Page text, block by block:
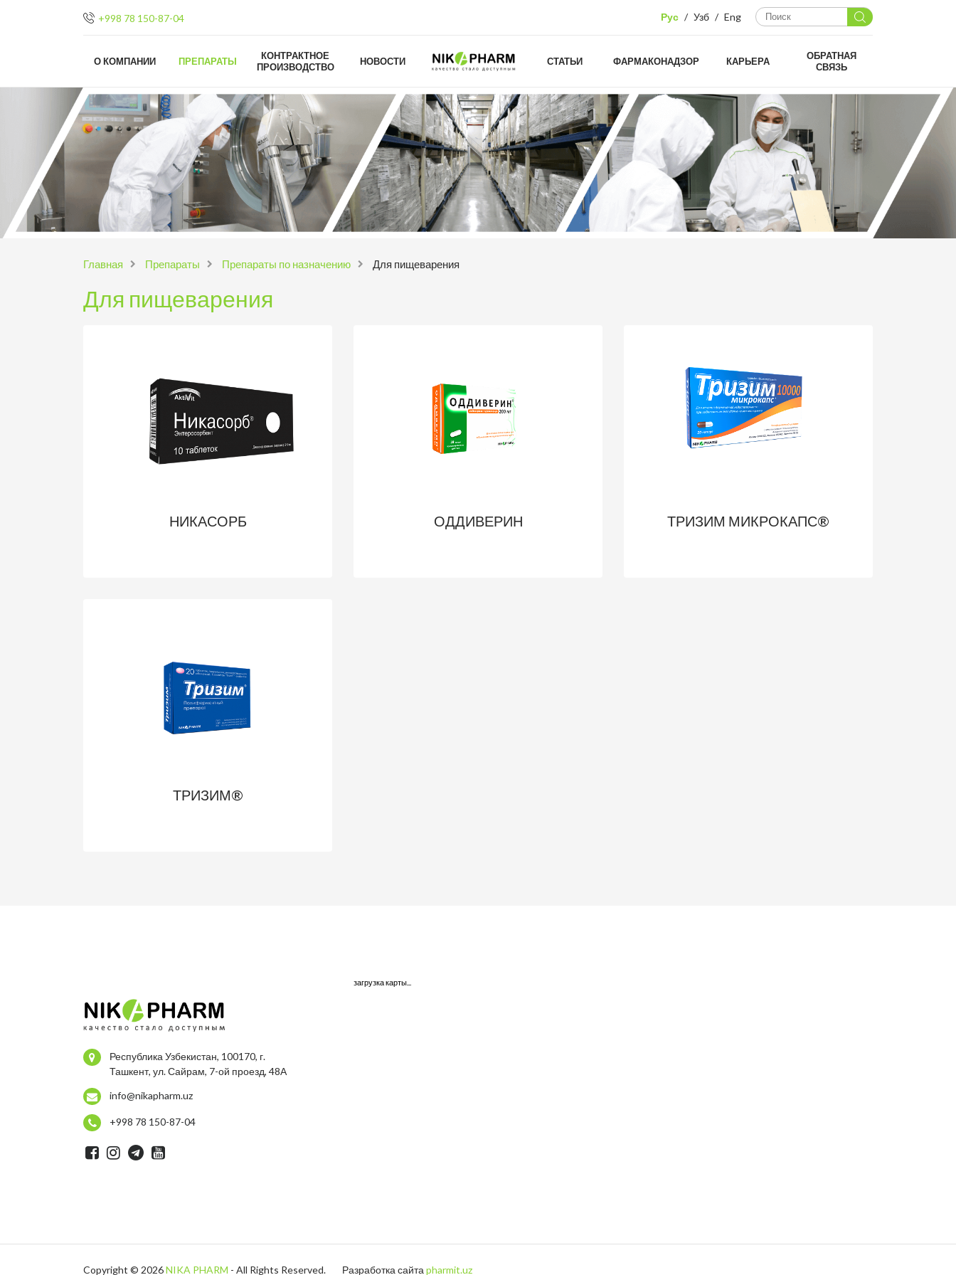
+998 78 150-87-04 Рус / Узб / Eng
О КОМПАНИИ ПРЕПАРАТЫ
КОНТРАКТНОЕ
ПРОИЗВОДСТВО
НОВОСТИ СТАТЬИ ФАРМАКОНАДЗОР КАРЬЕРА
ОБРАТНАЯ
СВЯЗЬ
Главная Препараты Препараты по назначению Для пищеварения
Для пищеварения
НИКАСОРБ ОДДИВЕРИН ТРИЗИМ МИКРОКАПС®
ТРИЗИМ®
Республика Узбекистан, 100170, г.
Ташкент, ул. Сайрам, 7-ой проезд, 48А
info@nikapharm.uz
+998 78 150-87-04
загрузка карты...
Copyright © 2026NIKA PHARM - All Rights Reserved. Разработка сайта pharmit.uz